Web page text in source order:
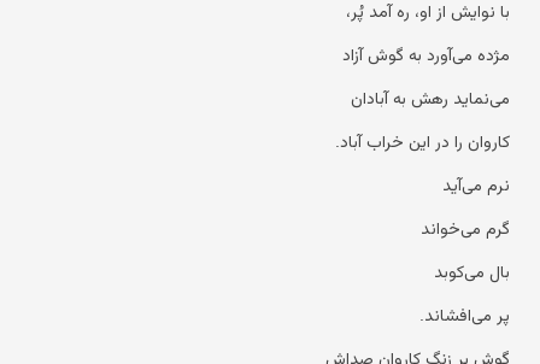
با نوایش از او، ره آمد پُر،
مژده می‌آورد به گوش آزاد
می‌نماید رهش به آبادان
کاروان را در این خراب آباد.
نرم می‌آید
گرم می‌خواند
بال می‌کوبد
پر می‌افشاند.
گوش بر زنگ کاروان صداش